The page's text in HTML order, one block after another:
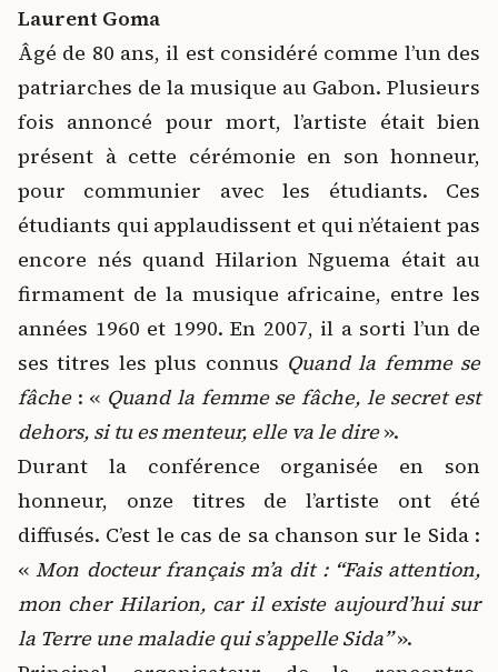
Laurent Goma
Âgé de 80 ans, il est considéré comme l’un des
patriarches de la musique au Gabon. Plusieurs
fois annoncé pour mort, l’artiste était bien
présent à cette cérémonie en son honneur,
pour communier avec les étudiants. Ces
étudiants qui applaudissent et qui n’étaient pas
encore nés quand Hilarion Nguema était au
firmament de la musique africaine, entre les
années 1960 et 1990. En 2007, il a sorti l’un de
ses titres les plus connus Quand la femme se
fâche: « Quand la femme se fâche, le secret est
dehors, si tu es menteur, elle va le dire».
Durant la conférence organisée en son
honneur, onze titres de l’artiste ont été
diffusés. C’est le cas de sa chanson sur le Sida :
«Mon docteur français m’a dit : “Fais attention,
mon cher Hilarion, car il existe aujourd’hui sur
la Terre une maladie qui s’appelle Sida”».